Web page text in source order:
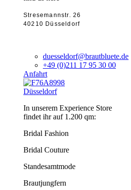
Stresemannstr. 26
40210 Düsseldorf
duesseldorf@brautbluete.de
+49 (0)211 17 95 30 00
Anfahrt
Düsseldorf
In unserem Experience Store
findet ihr auf 1.200 qm:
Bridal Fashion
Bridal Couture
Standesamtmode
Brautjungfern